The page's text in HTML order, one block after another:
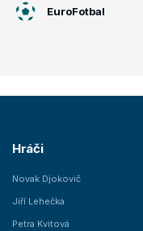
EuroFotbal
Hráči
Novak Djokovič
Jiří Lehečka
Petra Kvitová